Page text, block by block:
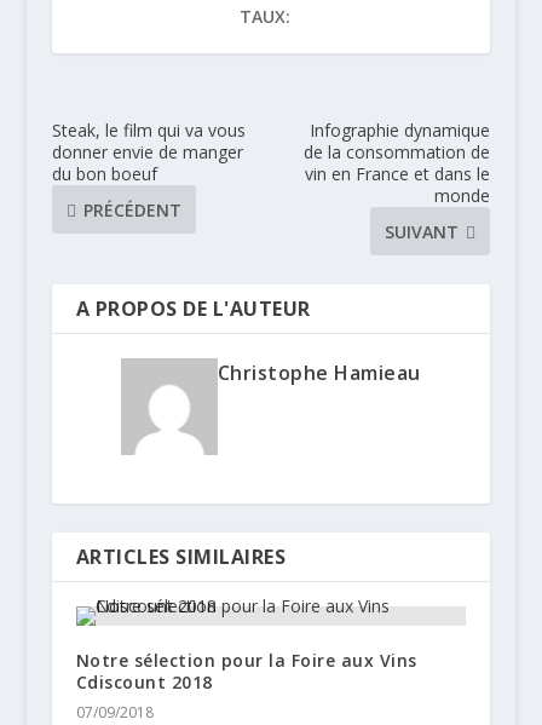
TAUX:
Steak, le film qui va vous
donner envie de manger
du bon boeuf
PRÉCÉDENT
Infographie dynamique
de la consommation de
vin en France et dans le
monde
SUIVANT
A PROPOS DE L'AUTEUR
Christophe Hamieau
ARTICLES SIMILAIRES
Notre sélection pour la Foire aux Vins
Cdiscount 2018
07/09/2018